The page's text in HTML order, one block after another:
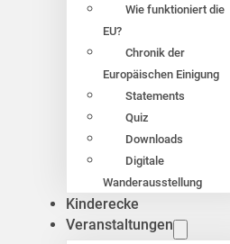
Wie funktioniert die
EU?
Chronik der
Europäischen Einigung
Statements
Quiz
Downloads
Digitale
Wanderausstellung
Kinderecke
Veranstaltungen